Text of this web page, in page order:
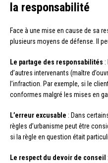
la responsabilité
Face à une mise en cause de sa
plusieurs moyens de défense. Il
Le partage des responsabilités :
d’autres intervenants (maître
l’infraction. Par exemple, si le
conformes malgré les mises en
L’erreur excusable : Dans
règles d’urbanisme peut être
si la règle en question était
Le respect du devoir de conseil